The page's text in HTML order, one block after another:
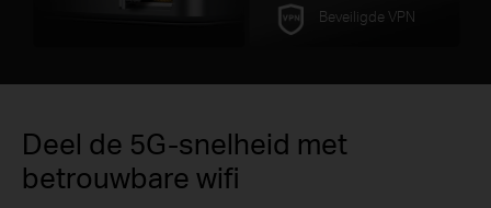
Beveiligde VPN
Deel de 5G-snelheid met
betrouwbare wifi